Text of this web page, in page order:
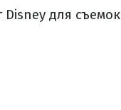
для съемок